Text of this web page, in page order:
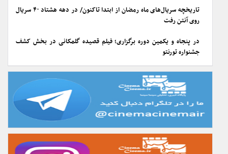
تاریخچه سریال‌های ماه رمضان از ابتدا تاکنون/ در دهه هشتاد ۴۰ سریال
روی آنتن رفت
در پنجاه و یکمین دوره برگزاری؛ فیلم قصیده گلمکانی در بخش کشف
جشنواره تورنتو